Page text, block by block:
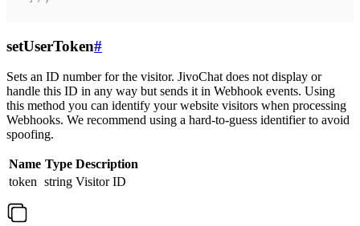
setUserToken#
Sets an ID number for the visitor. JivoChat does not display or
handle this ID in any way but sends it in Webhook events. Using
this method you can identify your website visitors when processing
Webhooks. We recommend using a hard-to-guess identifier to avoid
spoofing.
Name Type Description
token string Visitor ID